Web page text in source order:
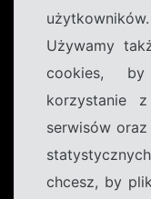
użytkowników.
Używamy
cookies, by
korzystanie
serwisów
chcesz, by